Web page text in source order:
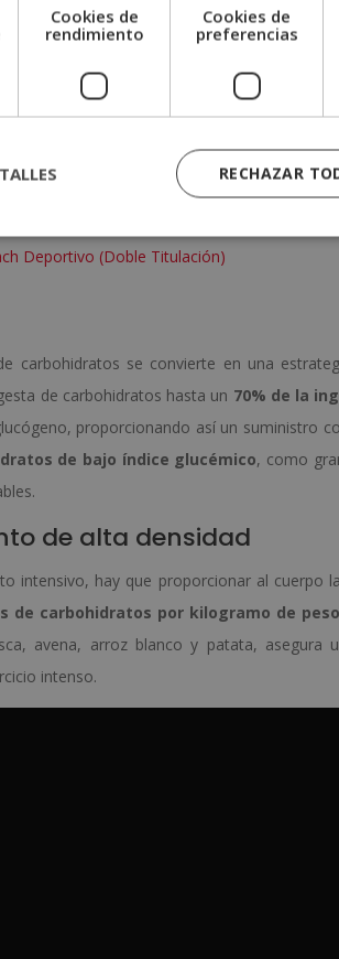
de hidratos de
de carbono
son una fuente de
el rendimiento atlético, ya que se
consumirse en cada una de las fases
Deportivo (Doble Titulación)
carbohidratos se convierte en una
de carbohidratos hasta un 70% de la
proporcionando así un suministro
de bajo índice glucémico, como
de alta densidad
intensivo, hay que proporcionar al cuerpo
de carbohidratos por kilogramo de
avena, arroz blanco y patata, asegura
intenso.
Cookies de
rendimiento
Cookies de
preferencias
RECHAZAR